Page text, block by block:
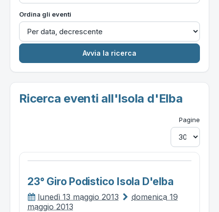
Ordina gli eventi
Ricerca eventi all'Isola d'Elba
Pagine
23° Giro Podistico Isola D'elba
lunedì 13 maggio 2013
domenica 19
maggio 2013